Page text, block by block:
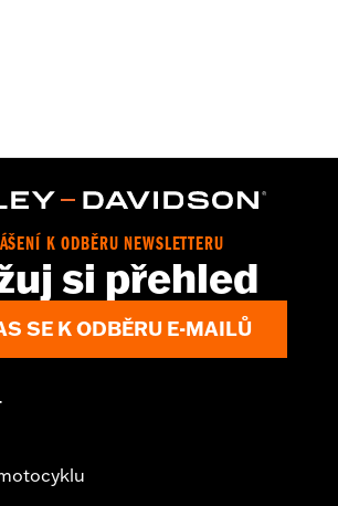
K ODBĚRU NEWSLETTERU
si přehled
SE K ODBĚRU E-MAILŮ